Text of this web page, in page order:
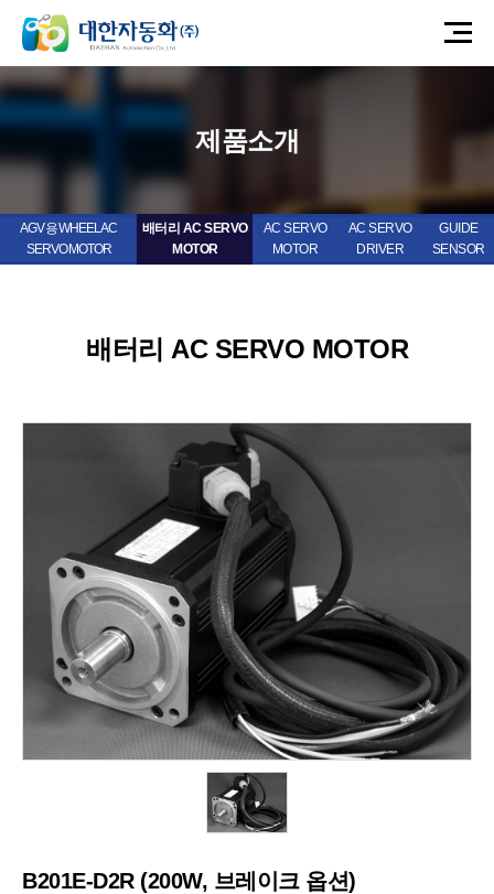
제품소개
AGV 용 WHEEL AC
SERVO MOTOR
배터리 AC SERVO
MOTOR
AC SERVO
MOTOR
AC SERVO
DRIVER
GUIDE
SENSOR
배터리 AC SERVO MOTOR
B201E-D2R (200W, 브레이크 옵션)